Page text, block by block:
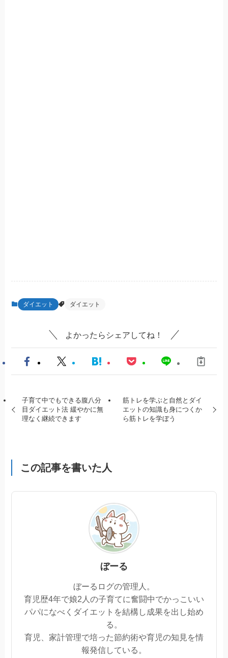
ダイエット ダイエット
よかったらシェアしてね！
子育て中でもできる腹八分
目ダイエット法 緩やかに無
理なく継続できます
筋トレを学ぶと自然とダイ
エットの知識も身につくか
ら筋トレを学ぼう
この記事を書いた人
ぼーる
ぼーるログの管理人。
育児歴4年で娘2人の子育てに奮闘中でかっこいい
パパになべくダイエットを結構し成果を出し始め
る。
育児、家計管理で培った節約術や育児の知見を情
報発信している。